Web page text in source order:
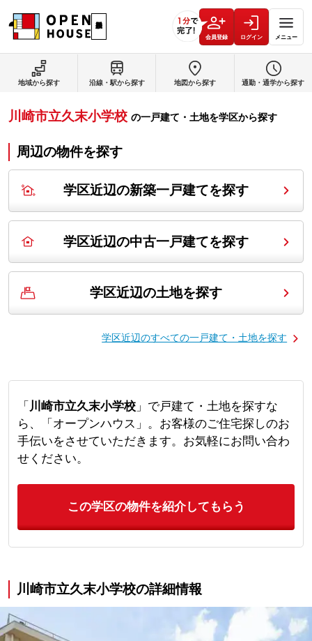
会員登録 ログイン メニュー
地域から探す 沿線・駅から探す 地図から探す 通勤・通学から探す
川崎市立久末小学校 の一戸建て・土地を学区から探す
周辺の物件を探す
学区近辺の新築一戸建てを探す
学区近辺の中古一戸建てを探す
学区近辺の土地を探す
学区近辺のすべての一戸建て・土地を探す
「 川崎市立久末小学校」で戸建て・土地を探すな
ら、「オープンハウス」。お客様のご住宅探しのお
手伝いをさせていただきます。お気軽にお問い合わ
せください。
この学区の物件を紹介してもらう
川崎市立久末小学校の詳細情報